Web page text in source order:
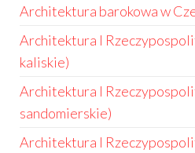
Architektura barokowa w
Architektura I
kaliskie)
Architektura I
sandomierskie)
Architektura I